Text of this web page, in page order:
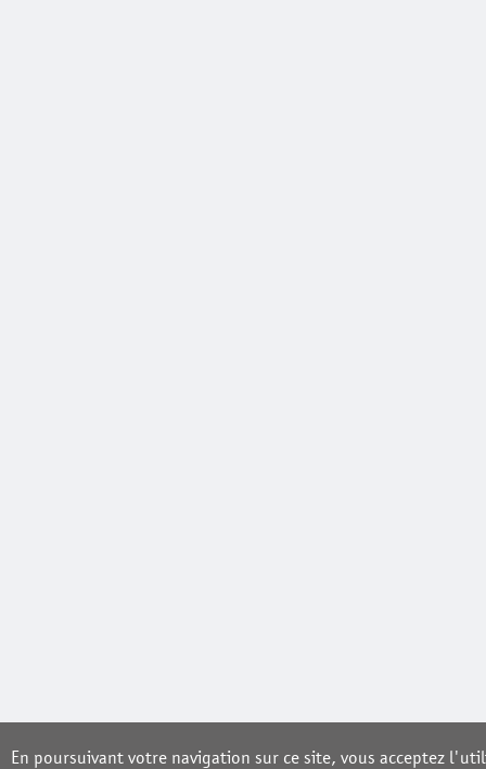
En poursuivant votre navigation sur ce site, vous acceptez